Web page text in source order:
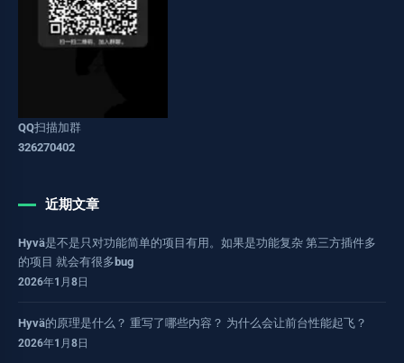
QQ扫描加群
326270402
近期文章
Hyvä是不是只对功能简单的项目有用。如果是功能复杂 第三方插件多
的项目 就会有很多bug
2026年1月8日
Hyvä的原理是什么？ 重写了哪些内容？ 为什么会让前台性能起飞？
2026年1月8日